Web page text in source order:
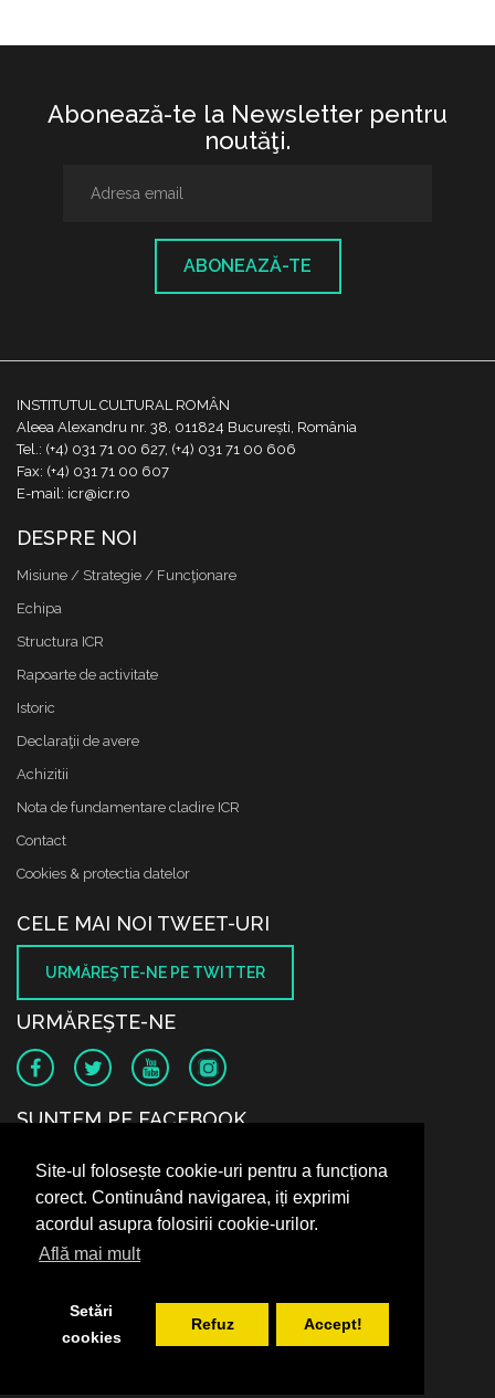
Site-ul folosește cookie-uri pentru a funcționa
corect. Continuând navigarea, iți exprimi
acordul asupra folosirii cookie-urilor.
Află mai mult
Setări
cookies
Refuz Accept!
Abonează-te la Newsletter pentru
noutăţi.
ABONEAZĂ-TE
INSTITUTUL CULTURAL ROMÂN
Aleea Alexandru nr. 38, 011824 București, România
Tel.: (+4) 031 71 00 627, (+4) 031 71 00 606
Fax: (+4) 031 71 00 607
E-mail: icr@icr.ro
DESPRE NOI
Misiune / Strategie / Funcţionare
Echipa
Structura ICR
Rapoarte de activitate
Istoric
Declaraţii de avere
Achizitii
Nota de fundamentare cladire ICR
Contact
Cookies & protectia datelor
CELE MAI NOI TWEET-URI
URMĂREŞTE-NE PE TWITTER
URMĂREŞTE-NE
SUNTEM PE FACEBOOK